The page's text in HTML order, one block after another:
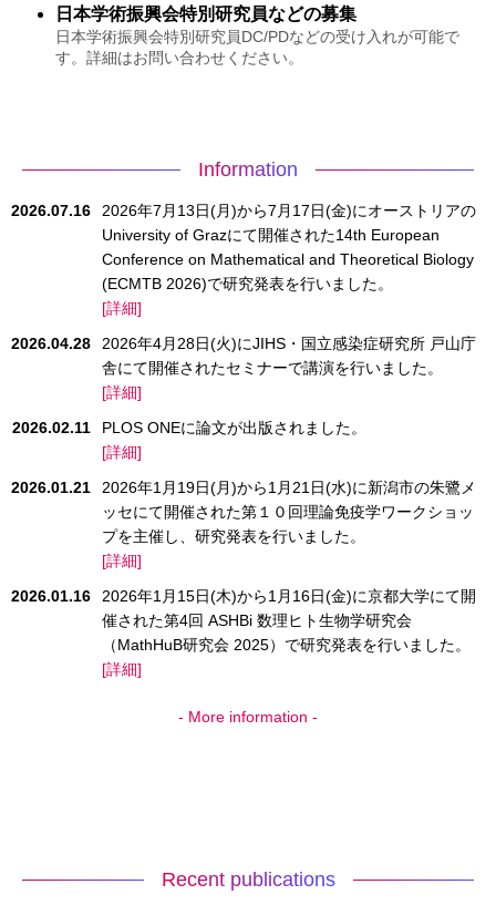
日本学術振興会特別研究員などの募集
日本学術振興会特別研究員DC/PDなどの受け入れが可能で
す。詳細はお問い合わせください。
Information
2026.07.16
2026年7月13日(月)から7月17日(金)にオーストリアの
University of Grazにて開催された14th European
Conference on Mathematical and Theoretical Biology
(ECMTB 2026)で研究発表を行いました。
[詳細]
2026.04.28
2026年4月28日(火)にJIHS・国立感染症研究所 戸山庁
舎にて開催されたセミナーで講演を行いました。
[詳細]
2026.02.11
PLOS ONEに論文が出版されました。
[詳細]
2026.01.21
2026年1月19日(月)から1月21日(水)に新潟市の朱鷺メ
ッセにて開催された第１０回理論免疫学ワークショッ
プを主催し、研究発表を行いました。
[詳細]
2026.01.16
2026年1月15日(木)から1月16日(金)に京都大学にて開
催された第4回 ASHBi 数理ヒト生物学研究会
（MathHuB研究会 2025）で研究発表を行いました。
[詳細]
- More information -
Recent publications